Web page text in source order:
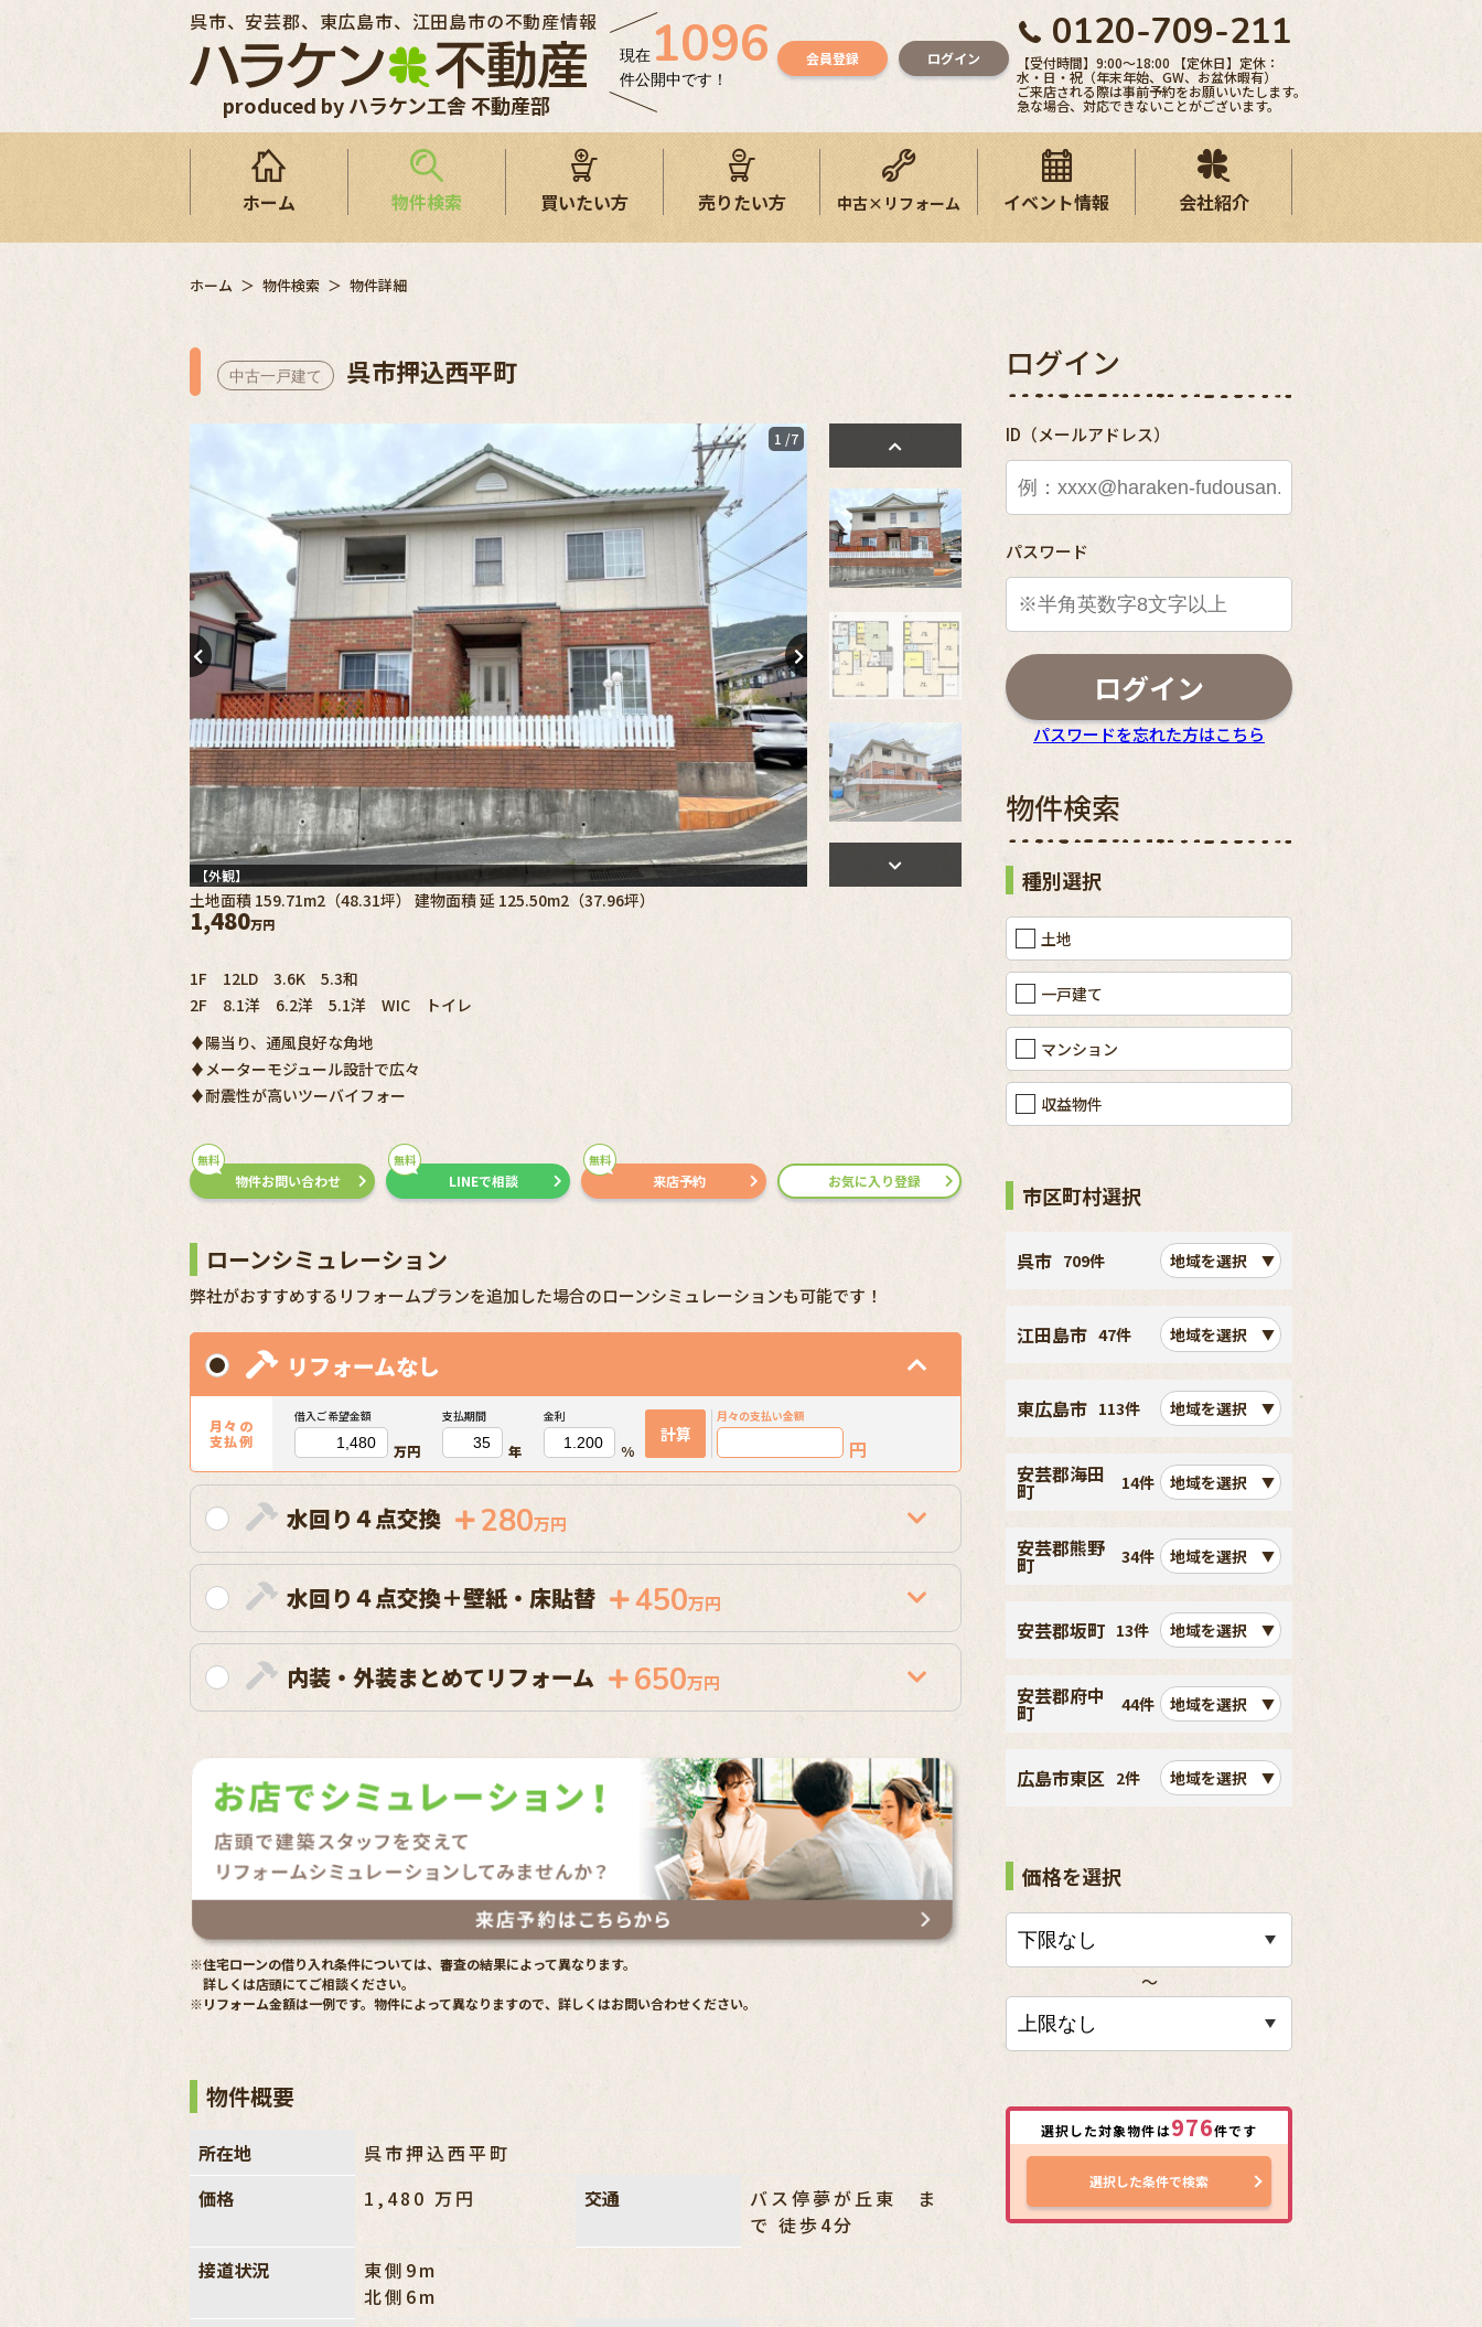
produced by ハラケン工舎 不動産部
呉市、安芸郡、東広島市、江田島市の不動産情報
現在 1096
件公開中です！
会員登録 ログイン
0120-709-211
【受付時間】9:00〜18:00 【定休日】定休：
水・日・祝（年末年始、GW、お盆休暇有）
ご来店される際は事前予約をお願いいたします。
急な場合、対応できないことがございます。
ホーム 物件検索 買いたい方 売りたい方 中古×リフォーム イベント情報 会社紹介
ホーム 物件検索 物件詳細
中古一戸建て 呉市押込西平町
1 /7
【外観】
土地面積 159.71m2（48.31坪） 建物面積 延 125.50m2（37.96坪）
1,480万円
1F 12LD 3.6K 5.3和
2F 8.1洋 6.2洋 5.1洋 WIC トイレ
♦陽当り、通風良好な角地
♦メーターモジュール設計で広々
♦耐震性が高いツーバイフォー
無料
物件お問い合わせ
無料
LINEで相談
無料
来店予約 お気に入り登録
ローンシミュレーション
弊社がおすすめするリフォームプランを追加した場合のローンシミュレーションも可能です！
リフォームなし
月々の
支払例
借入ご希望金額
万円
支払期間
年
金利
%
計算
月々の支払い金額
円
水回り４点交換 280万円
水回り４点交換＋壁紙・床貼替 450万円
内装・外装まとめてリフォーム 650万円
※住宅ローンの借り入れ条件については、審査の結果によって異なります。
詳しくは店頭にてご相談ください。
※リフォーム金額は一例です。物件によって異なりますので、詳しくはお問い合わせください。
物件概要
所在地
呉市押込西平町
価格
1,480 万円 交通
バス停夢が丘東 ま
で 徒歩4分
接道状況
東側9m
北側6m
ログイン
ID（メールアドレス）
パスワード
ログイン
パスワードを忘れた方はこちら
物件検索
種別選択
土地
一戸建て
マンション
収益物件
市区町村選択
呉市 709件 地域を選択
江田島市 47件 地域を選択
東広島市 113件 地域を選択
安芸郡海田
町 14件 地域を選択
安芸郡熊野
町 34件 地域を選択
安芸郡坂町 13件 地域を選択
安芸郡府中
町 44件 地域を選択
広島市東区 2件 地域を選択
価格を選択
〜
選択した対象物件は976件です
選択した条件で検索